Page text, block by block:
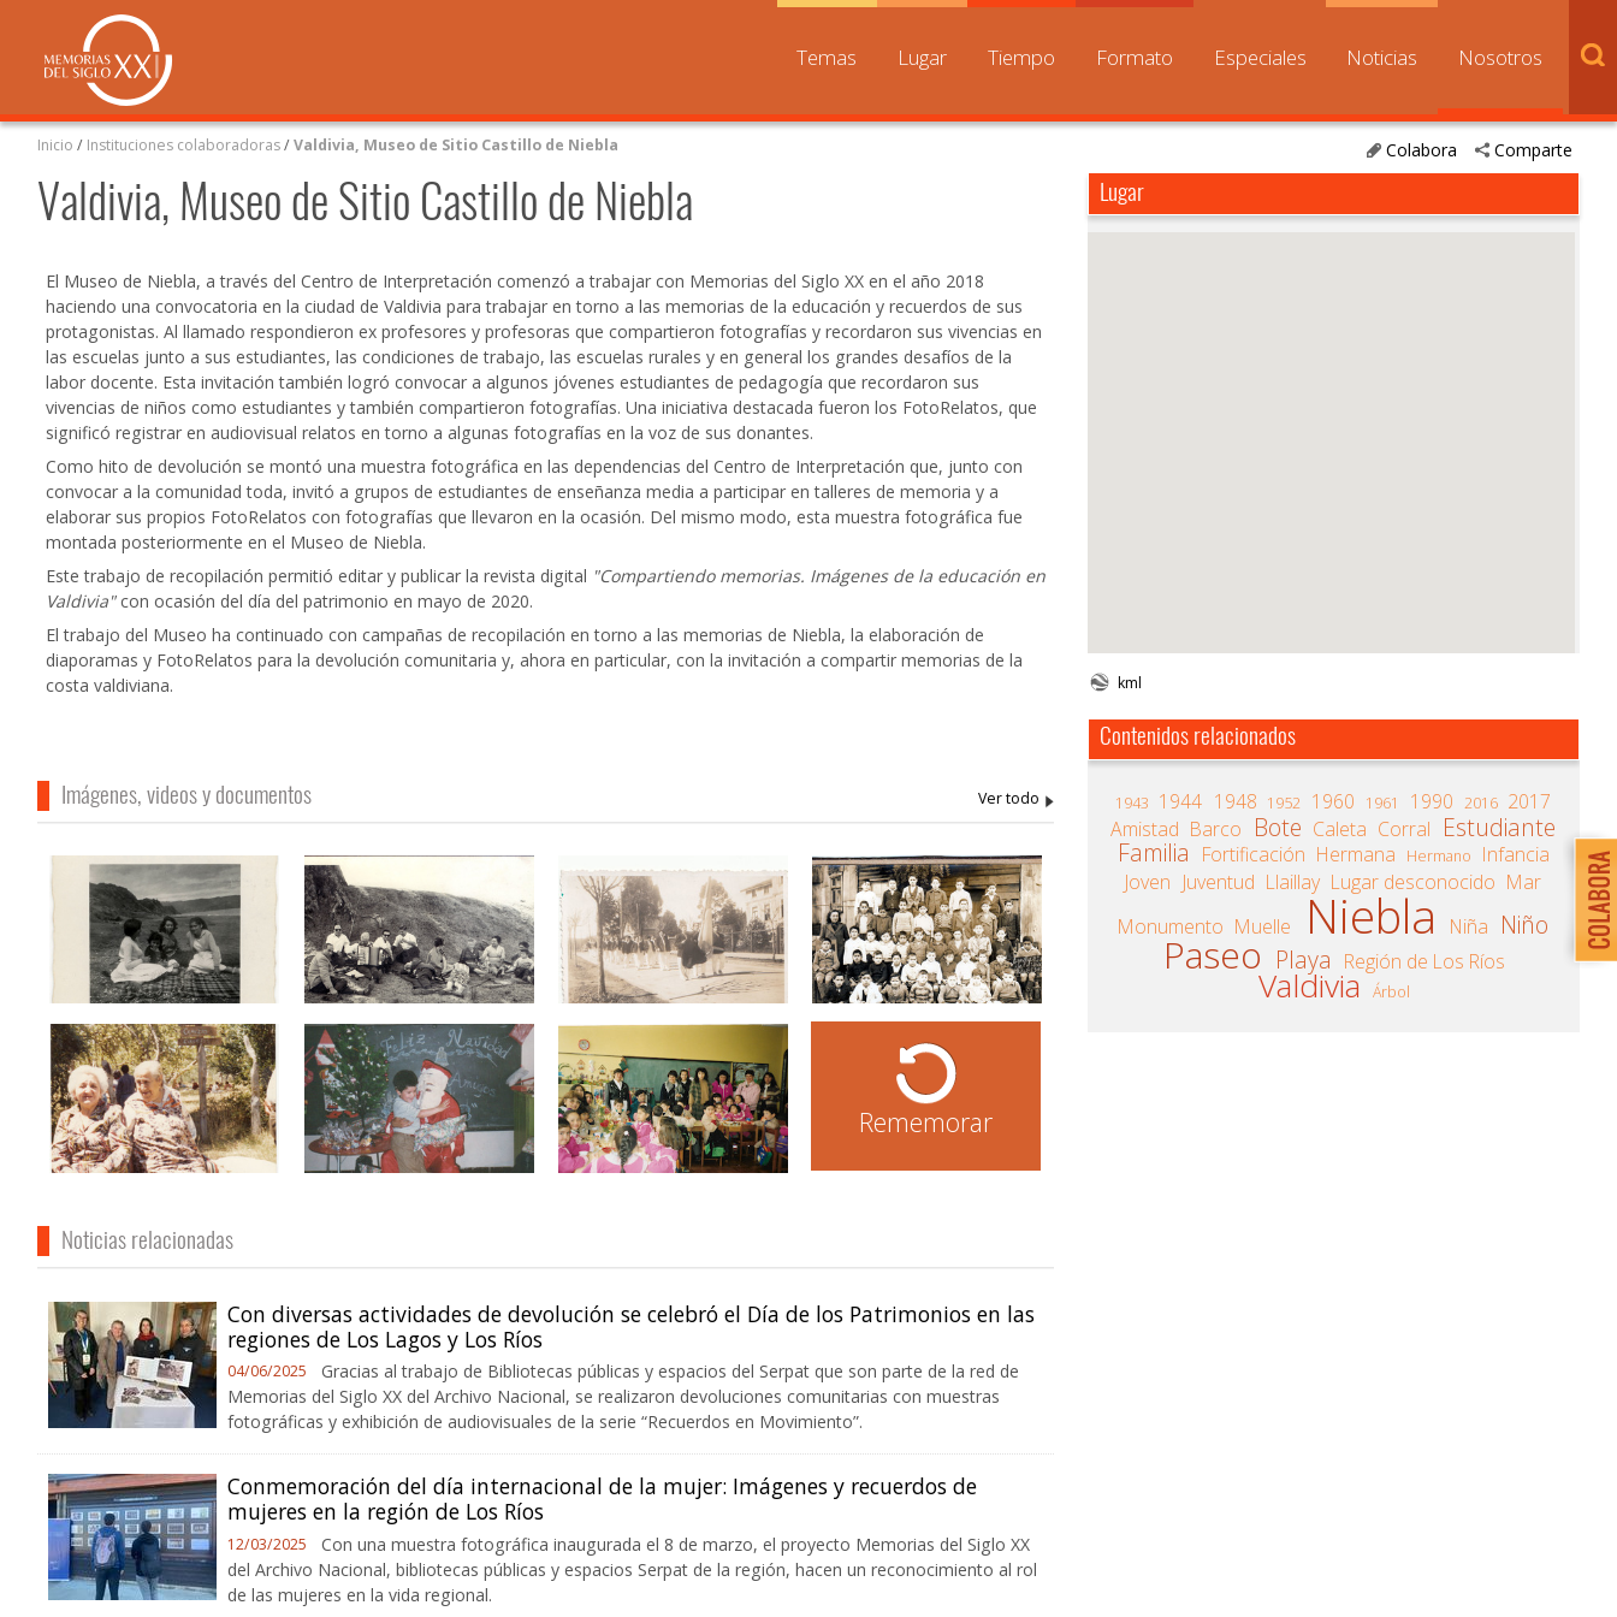
Temas Lugar Tiempo Formato Especiales Noticias Nosotros
Comparte
Colabora
Inicio / Instituciones colaboradoras/Valdivia, Museo de Sitio Castillo de Niebla
Valdivia, Museo de Sitio Castillo de Niebla
El Museo de Niebla, a través del Centro de Interpretación comenzó a trabajar con Memorias del Siglo XX en el año 2018
haciendo una convocatoria en la ciudad de Valdivia para trabajar en torno a las memorias de la educación y recuerdos de sus
protagonistas. Al llamado respondieron ex profesores y profesoras que compartieron fotografías y recordaron sus vivencias en
las escuelas junto a sus estudiantes, las condiciones de trabajo, las escuelas rurales y en general los grandes desafíos de la
labor docente. Esta invitación también logró convocar a algunos jóvenes estudiantes de pedagogía que recordaron sus
vivencias de niños como estudiantes y también compartieron fotografías. Una iniciativa destacada fueron los FotoRelatos, que
significó registrar en audiovisual relatos en torno a algunas fotografías en la voz de sus donantes.
Como hito de devolución se montó una muestra fotográfica en las dependencias del Centro de Interpretación que, junto con
convocar a la comunidad toda, invitó a grupos de estudiantes de enseñanza media a participar en talleres de memoria y a
elaborar sus propios FotoRelatos con fotografías que llevaron en la ocasión. Del mismo modo, esta muestra fotográfica fue
montada posteriormente en el Museo de Niebla.
Este trabajo de recopilación permitió editar y publicar la revista digital "Compartiendo memorias. Imágenes de la educación en
Valdivia"con ocasión del día del patrimonio en mayo de 2020.
El trabajo del Museo ha continuado con campañas de recopilación en torno a las memorias de Niebla, la elaboración de
diaporamas y FotoRelatos para la devolución comunitaria y, ahora en particular, con la invitación a compartir memorias de la
costa valdiviana.
Imágenes, videos y documentos
Rememorar
Noticias relacionadas
Con diversas actividades de devolución se celebró el Día de los Patrimonios en las
regiones de Los Lagos y Los Ríos
04/06/2025
Gracias al trabajo de Bibliotecas públicas y espacios del Serpat que son parte de la red de
Memorias del Siglo XX del Archivo Nacional, se realizaron devoluciones comunitarias con muestras
fotográficas y exhibición de audiovisuales de la serie “Recuerdos en Movimiento”.
Conmemoración del día internacional de la mujer: Imágenes y recuerdos de
mujeres en la región de Los Ríos
12/03/2025
Con una muestra fotográfica inaugurada el 8 de marzo, el proyecto Memorias del Siglo XX
del Archivo Nacional, bibliotecas públicas y espacios Serpat de la región, hacen un reconocimiento al rol
de las mujeres en la vida regional.
Lugar
kml
Contenidos relacionados
1943 1944 1948 1952 1960 1961 1990 2016 2017
Amistad Barco Bote Caleta Corral Estudiante
Familia Fortificación Hermana Hermano
Infancia
Joven Juventud Llaillay Lugar desconocido Mar
Monumento Muelle Niebla Niña Niño
Paseo Playa Región de Los Ríos
Valdivia Árbol